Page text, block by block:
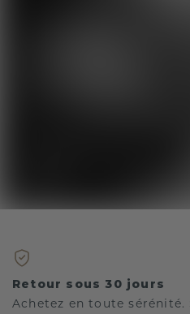
Retour sous 30 jours
Achetez en toute sérénité.